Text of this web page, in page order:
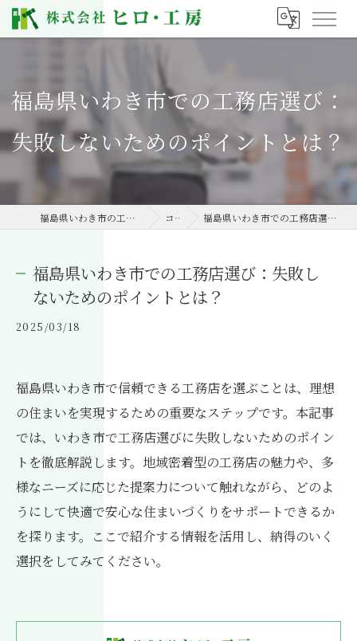
福島県いわき市での工務店選び：
失敗しないためのポイントとは？
福島県いわき市の工務店なら株式会社ヒロ・工房 コラム 福島県いわき市での工務店選び：失敗しないためのポイントとは？
福島県いわき市での工務店選び：失敗し
ないためのポイントとは？
2025/03/18
福島県いわき市で信頼できる工務店を選ぶことは、理想
の住まいを実現するための重要なステップです。本記事
では、いわき市で工務店選びに失敗しないためのポイン
トを徹底解説します。地域密着型の工務店の魅力や、多
様なニーズに応じた提案力について触れながら、どのよ
うにして快適で安心な住まいづくりをサポートできるか
を探ります。ここで紹介する情報を活用し、納得のいく
選択をしてみてください。